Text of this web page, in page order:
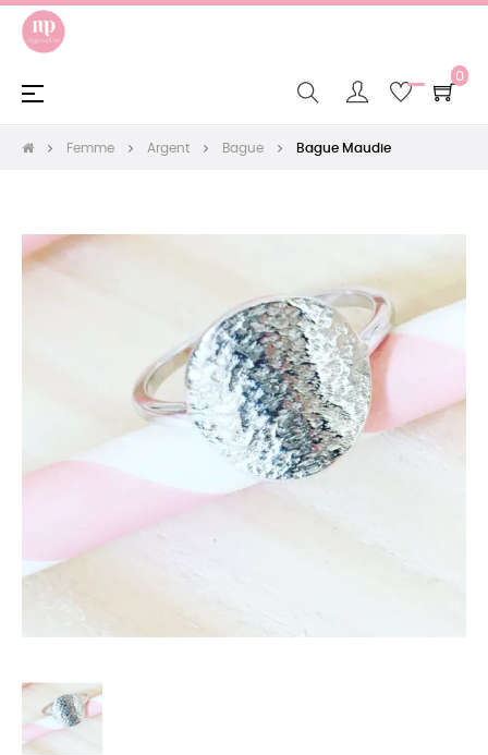
0
Basculer
☰
Femme Argent Bague Bague Maudie